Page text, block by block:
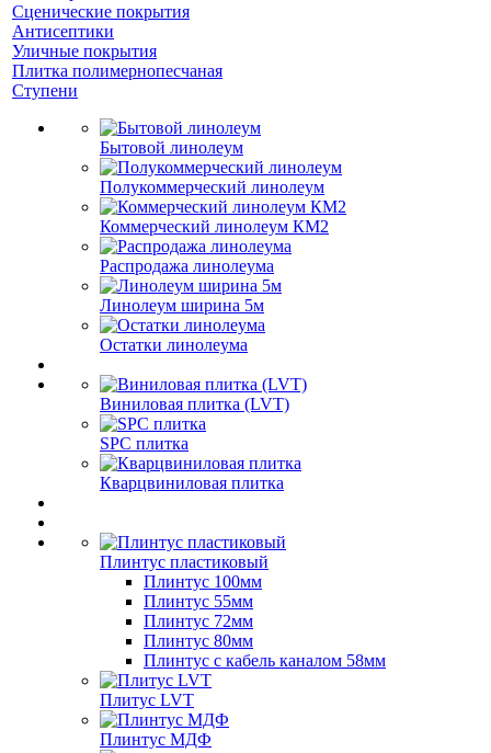
Сценические покрытия
Антисептики
Уличные покрытия
Плитка полимернопесчаная
Ступени
Бытовой линолеум
Полукоммерческий линолеум
Коммерческий линолеум КМ2
Распродажа линолеума
Линолеум ширина 5м
Остатки линолеума
Виниловая плитка (LVT)
SPC плитка
Кварцвиниловая плитка
Плинтус пластиковый
Плинтус 100мм
Плинтус 55мм
Плинтус 72мм
Плинтус 80мм
Плинтус с кабель каналом 58мм
Плитус LVT
Плинтус МДФ